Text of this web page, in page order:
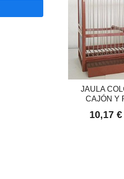
JAULA
CAJÓN Y
10,17